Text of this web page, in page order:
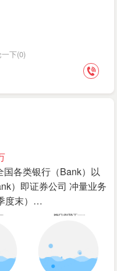
下(0)
各类银行（Bank）以
）即证券公司 冲量业务
度末）…